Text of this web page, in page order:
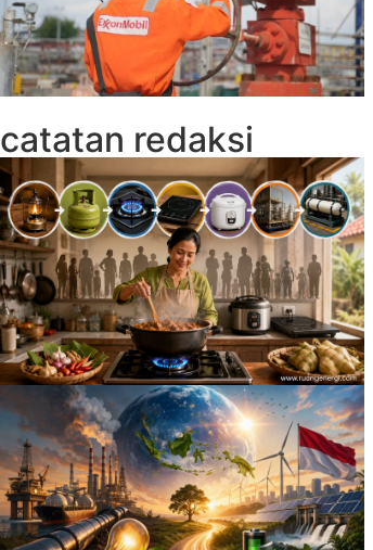
catatan redaksi